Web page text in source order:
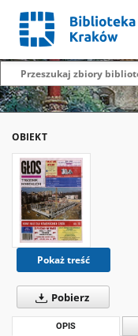
OBIEKT
Pokaż treść
Pobierz
OPIS